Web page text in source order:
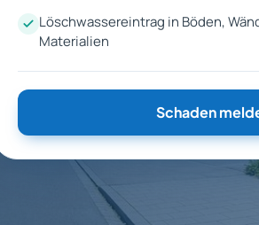
Löschwassereintrag in Böden,
Materialien
Schaden